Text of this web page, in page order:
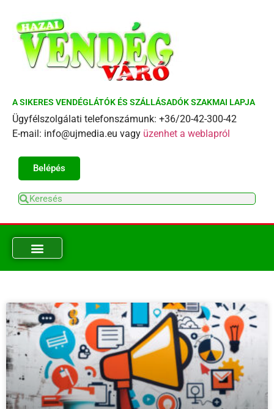
A SIKERES VENDÉGLÁTÓK ÉS SZÁLLÁSADÓK SZAKMAI LAPJA
Ügyfélszolgálati telefonszámunk: +36/20-42-300-42
E-mail: info@ujmedia.eu vagy üzenhet a weblapról
Belépés